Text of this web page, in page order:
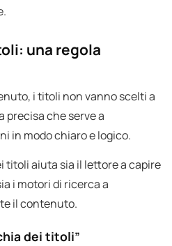
una regola
i titoli non vanno scelti a
precisa che serve a
in modo chiaro e logico.
titoli aiuta sia il lettore a capire
i motori di ricerca a
il contenuto.
dei titoli”